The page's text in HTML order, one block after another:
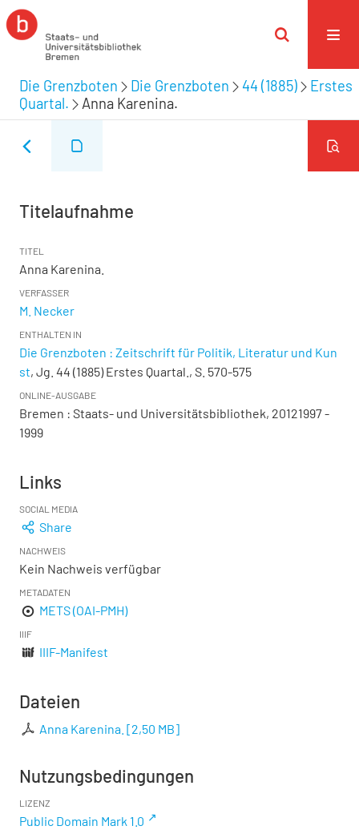
Die Grenzboten Die Grenzboten 44 (1885)
Erstes
Quartal.
Anna Karenina.
Titelaufnahme
TITEL
Anna Karenina.
VERFASSER
M. Necker
ENTHALTEN IN
Die Grenzboten : Zeitschrift für Politik, Literatur und Kun
st, Jg. 44 (1885) Erstes Quartal., S. 570-575
ONLINE-AUSGABE
Bremen : Staats- und Universitätsbibliothek, 20121997 -
1999
Links
SOCIAL MEDIA
Share
NACHWEIS
Kein Nachweis verfügbar
METADATEN
METS (OAI-PMH)
IIIF
IIIF-Manifest
Dateien
Anna Karenina. [2,50 MB]
Nutzungsbedingungen
LIZENZ
Public Domain Mark 1.0